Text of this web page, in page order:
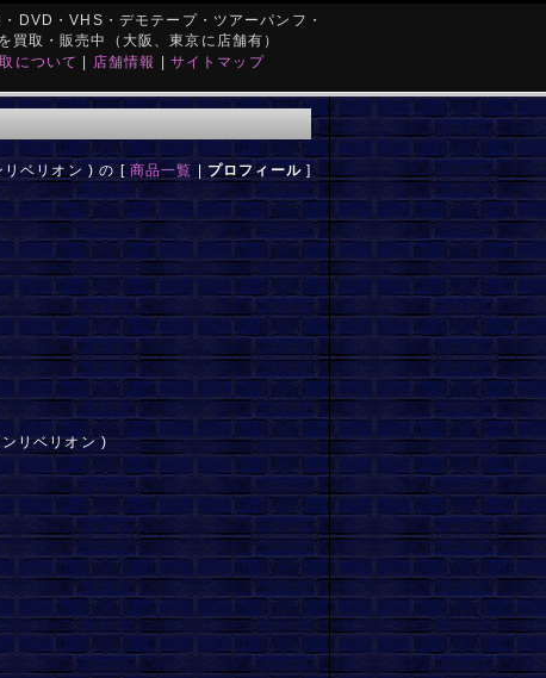
DVD・VHS・デモテープ・ツアーパンフ・
買取・販売中（大阪、東京に店舗有）
について | 店舗情報 | サイトマップ
リベリオン ) の [ 商品一覧 | プロフィール]
リベリオン )